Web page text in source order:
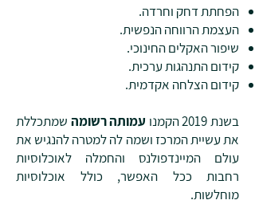
הפחתת דחק וחרדה.
העצמת הרווחה הנפשית.
שיפור האקלים החינוכי.
קידום התנהגות ערכית.
קידום הצלחה אקדמית.
בשנת 2019 הקמנו עמותה רשומה שמתכללת
את עשיית המרכז ושמה לה למטרה להנגיש את
עולם המיינדפולנס והחמלה לאוכלוסיות
רחבות ככל האפשר, כולל אוכלוסיות
מוחלשות.